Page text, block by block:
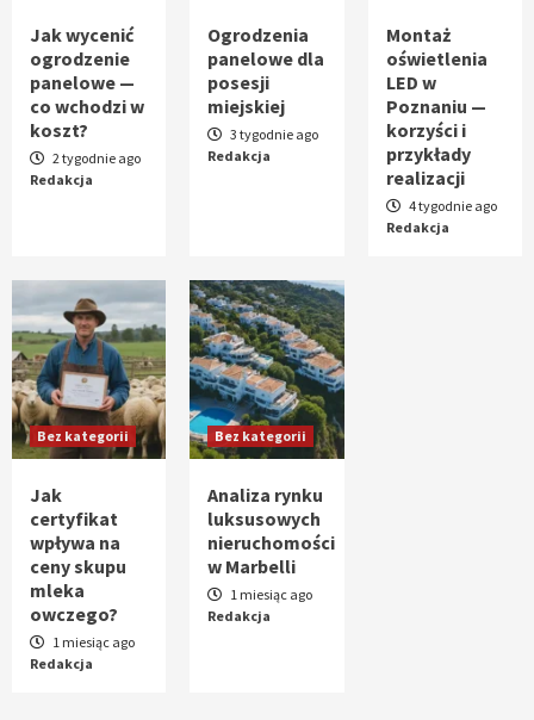
1
Bez kategorii
Jak wycenić ogrodzenie panelowe — co
wchodzi w koszt?
Ogrodzenia panelowe dla posesji
3
Bez kategorii
Montaż oświetlenia LED w Poznaniu —
korzyści i przykłady realizacji
4
Bez kategorii
Jak certyfikat wpływa na ceny skupu
mleka owczego?
5
Bez kategorii
Analiza rynku luksusowych
nieruchomości w Marbelli
Jak wycenić
ogrodzenie
panelowe —
co wchodzi w
koszt?
2 tygodnie ago
Redakcja
Ogrodzenia
panelowe dla
posesji
miejskiej
3 tygodnie ago
Redakcja
Montaż
oświetlenia
LED w
Poznaniu —
korzyści i
przykłady
realizacji
4 tygodnie ago
Redakcja
Bez kategorii
Jak
certyfikat
wpływa na
ceny skupu
mleka
owczego?
1 miesiąc ago
Redakcja
Bez kategorii
Analiza rynku
luksusowych
nieruchomości
w Marbelli
1 miesiąc ago
Redakcja